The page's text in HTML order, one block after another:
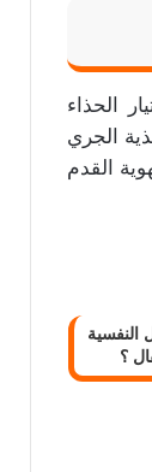
الحذاء
الجري
القدم
النفسية
؟